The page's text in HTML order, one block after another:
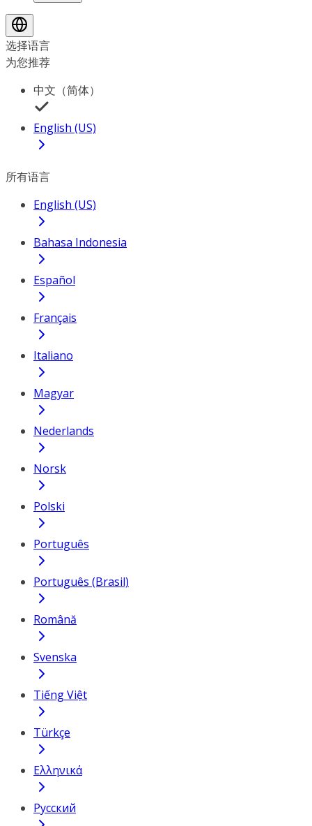
选择语言
为您推荐
中文（简体）
English (US)
所有语言
English (US)
Bahasa Indonesia
Español
Français
Italiano
Magyar
Nederlands
Norsk
Polski
Português
Português (Brasil)
Română
Svenska
Tiếng Việt
Türkçe
Ελληνικά
Русский